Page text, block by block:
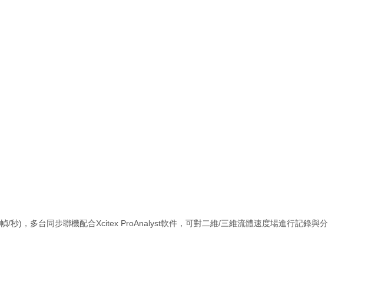
)，多台同步聯機配合Xcitex ProAnalyst軟件，可對二維/三維流體速度場進行記錄與分